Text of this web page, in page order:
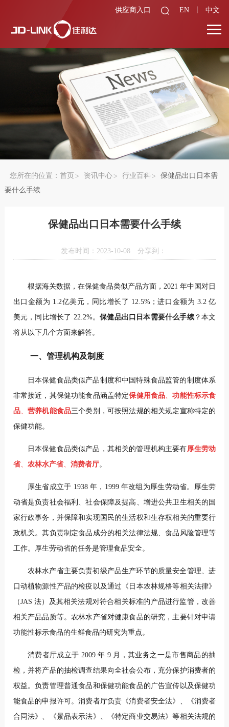
供应商入口 EN 中文
您所在的位置： 首页 资讯中心 行业百科
保健品出口日本需
要什么手续
保健品出口日本需要什么手续
发布时间：2023-10-08 分享到：
根据海关数据，在保健食品类似产品方面，2021 年中国对日
出口金额为 1.2亿美元，同比增长了 12.5%；进口金额为 3.2 亿
美元，同比增长了 22.2%。保健品出口日本需要什么手续？本文
将从以下几个方面来解答。
一、管理机构及制度
日本保健食品类似产品制度和中国特殊食品监管的制度体系
非常接近，其保健功能食品涵盖特定保健用食品 、功能性标示食
品、营养机能食品三个类别，可按照法规的相关规定宣称特定的
保健功能。
日本保健食品类似产品，其相关的管理机构主要有厚生劳动
省、 农林水产省、 消费者厅。
厚生省成立于 1938 年，1999 年改组为厚生劳动省。厚生劳
动省是负责社会福利、社会保障及提高、增进公共卫生相关的国
家行政事务，并保障和实现国民的生活权和生存权相关的重要行
政机关。其负责制定食品成分的相关法律法规、食品风险管理等
工作。厚生劳动省的任务是管理食品安全。
农林水产省主要负责初级产品生产环节的质量安全管理、进
口动植物源性产品的检疫以及通过《日本农林规格等相关法律》
（JAS 法）及其相关法规对符合相关标准的产品进行监管，改善
相关产品品质等。农林水产省对健康食品的研究， 主要针对申请
功能性标示食品的生鲜食品的研究为重点。
消费者厅成立于 2009 年 9 月，其业务之一是市售商品的抽
检，并将产品的抽检调查结果向全社会公布，充分保护消费者的
权益。负责管理普通食品和保健功能食品的广告宣传以及保健功
能食品的申报许可。消费者厅负责《消费者安全法》、《消费者
合同法》、《景品表示法》、《特定商业交易法》等相关法规的